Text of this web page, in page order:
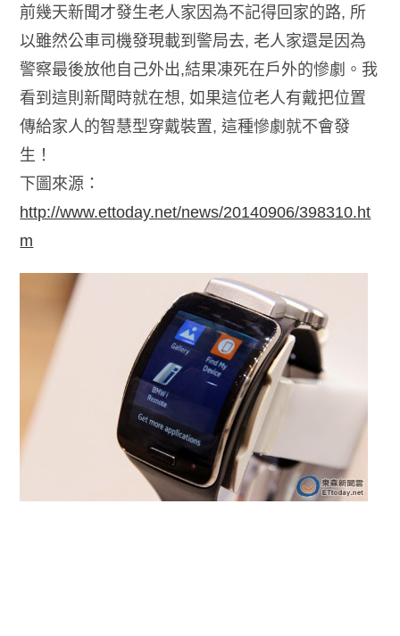
前幾天新聞才發生老人家因為不記得回家的路, 所
以雖然公車司機發現載到警局去, 老人家還是因為
警察最後放他自己外出,結果凍死在戶外的慘劇。我
看到這則新聞時就在想, 如果這位老人有戴把位置
傳給家人的智慧型穿戴裝置, 這種慘劇就不會發
生！
下圖來源：
http://www.ettoday.net/news/20140906/398310.ht
m